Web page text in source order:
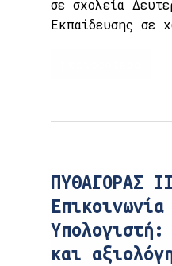
σε σχολεία
Εκπαίδευσης σε
ΠΥΘΑΓΟΡΑΣ
Υπολογιστή:
και